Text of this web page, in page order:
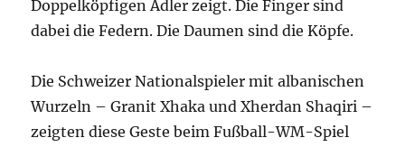
Doppelköpfigen Adler zeigt. Die Finger sind
dabei die Federn. Die Daumen sind die Köpfe.
Die Schweizer Nationalspieler mit albanischen
Wurzeln – Granit Xhaka und Xherdan Shaqiri –
zeigten diese Geste beim Fußball-WM-Spiel